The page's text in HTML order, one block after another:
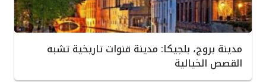
مدينة بروج، بلجيكا: مدينة قنوات تاريخية تشبه
القصص الخيالية